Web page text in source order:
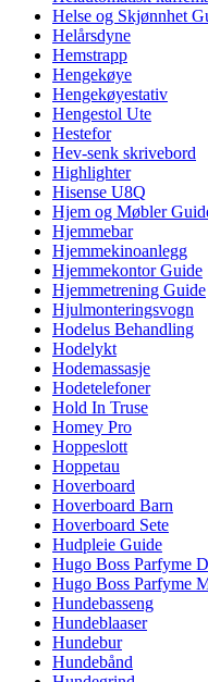
Helse og Skjønnhet
Helårsdyne
Hemstrapp
Hengekøye
Hengekøyestativ
Hengestol Ute
Hestefor
Hev-senk skrivebord
Highlighter
Hisense U8Q
Hjem og Møbler
Hjemmebar
Hjemmekinoanlegg
Hjemmekontor Guide
Hjemmetrening Guide
Hjulmonteringsvogn
Hodelus Behandling
Hodelykt
Hodemassasje
Hodetelefoner
Hold In Truse
Homey Pro
Hoppeslott
Hoppetau
Hoverboard
Hoverboard Barn
Hoverboard Sete
Hudpleie Guide
Hugo Boss Parfyme
Hugo Boss Parfyme
Hundebasseng
Hundeblaaser
Hundebur
Hundebånd